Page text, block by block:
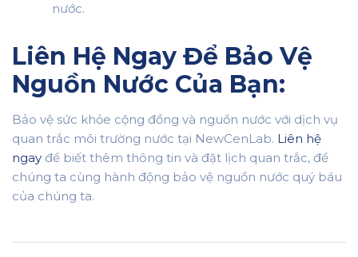
nước.
Liên Hệ Ngay Để Bảo Vệ
Nguồn Nước Của Bạn:
Bảo vệ sức khỏe cộng đồng và nguồn nước với dịch vụ
quan trắc môi trường nước tại NewCenLab. Liên hệ
ngay để biết thêm thông tin và đặt lịch quan trắc, để
chúng ta cùng hành động bảo vệ nguồn nước quý báu
của chúng ta.